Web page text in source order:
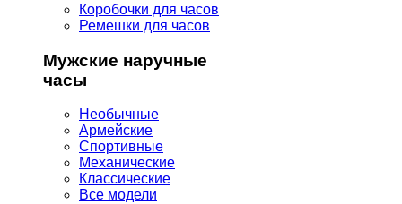
Коробочки для часов
Ремешки для часов
Мужские наручные
часы
Необычные
Армейские
Спортивные
Механические
Классические
Все модели